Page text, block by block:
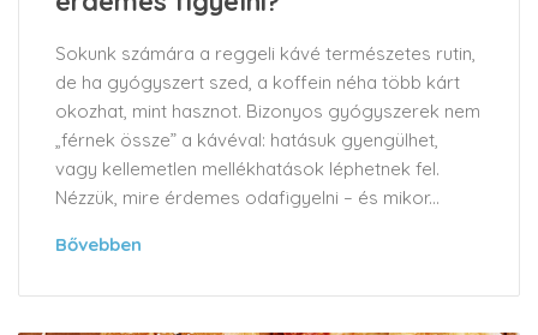
Sokunk számára a reggeli kávé természetes rutin,
de ha gyógyszert szed, a koffein néha több kárt
okozhat, mint hasznot. Bizonyos gyógyszerek nem
„férnek össze” a kávéval: hatásuk gyengülhet,
vagy kellemetlen mellékhatások léphetnek fel.
Nézzük, mire érdemes odafigyelni – és mikor...
Bővebben